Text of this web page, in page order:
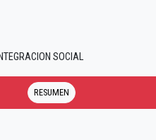
SOCIAL
RESUMEN